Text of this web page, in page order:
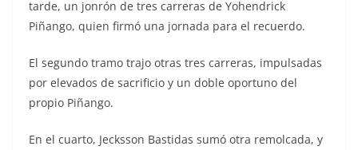
tarde, un jonrón de tres carreras de Yohendrick
Piñango, quien firmó una jornada para el recuerdo.
El segundo tramo trajo otras tres carreras, impulsadas
por elevados de sacrificio y un doble oportuno del
propio Piñango.
En el cuarto, Jecksson Bastidas sumó otra remolcada, y